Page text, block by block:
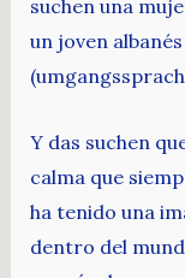
suchen una
un joven
Y das suchen
calma que
ha tenido una
dentro del